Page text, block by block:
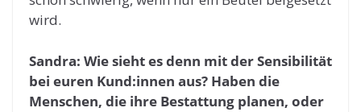
wird.
Sandra: Wie sieht es denn mit der Sensibilität
bei euren Kund:innen aus? Haben die
Menschen, die ihre Bestattung planen, oder